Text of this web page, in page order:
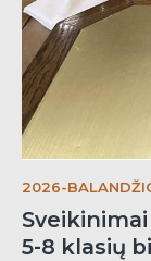
2026-
5-8 klasių